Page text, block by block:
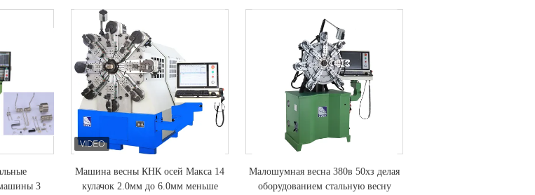
3
Машина весны КНК осей Макса 14
кулачок 2.0мм до 6.0мм меньше
Малошумная весна 380в 50хз делая
оборудованием стальную весну